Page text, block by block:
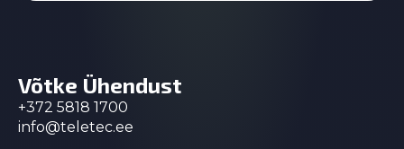
Võtke Ühendust
+372 5818 1700
info@teletec.ee